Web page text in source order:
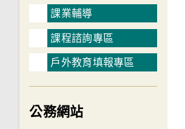
課業輔導
課程諮詢專區
戶外教育填報專區
公務網站